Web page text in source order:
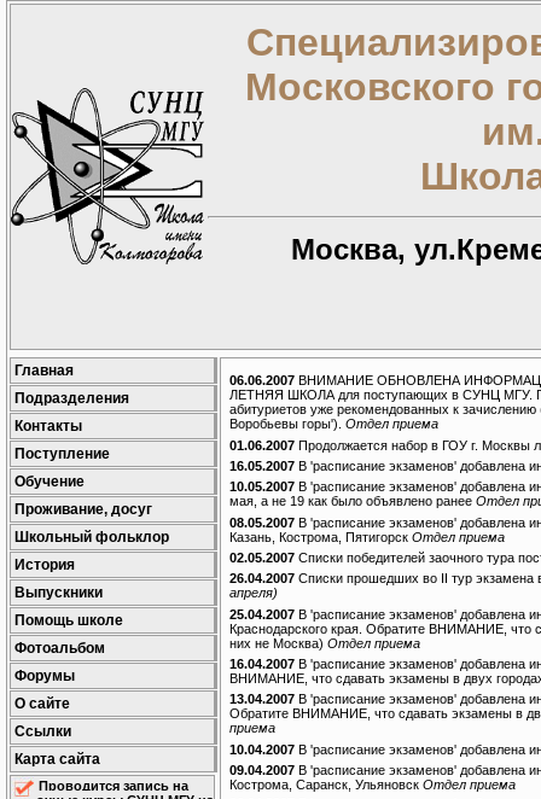
Московского
Москва,
Главная
Подразделения
Контакты
Поступление
Обучение
Проживание, досуг
Школьный фольклор
История
Выпускники
Помощь школе
Фотоальбом
Форумы
О сайте
Ссылки
Карта сайта
Проводится запись на
06.06.2007 ВНИМАНИЕ ОБНОВЛЕНА
ЛЕТНЯЯ ШКОЛА для поступающих в СУНЦ МГУ.
абитуриетов уже рекомендованных к
Воробьевы горы'). Отдел приема
01.06.2007 Продолжается набор в ГОУ г. Москвы
16.05.2007 В 'расписание экзаменов' добавлена
10.05.2007 В 'расписание экзаменов' добавлена
мая, а не 19 как было объявлено ранее Отдел
08.05.2007 В 'расписание экзаменов' добавлена
Казань, Кострома, Пятигорск Отдел приема
02.05.2007 Списки победителей заочного тура
26.04.2007 Списки прошедших во II тур экзамена
апреля)
25.04.2007 В 'расписание экзаменов' добавлена
Краснодарского края. Обратите ВНИМАНИЕ, что
них не Москва) Отдел приема
16.04.2007 В 'расписание экзаменов' добавлена
ВНИМАНИЕ, что сдавать экзамены в двух
13.04.2007 В 'расписание экзаменов' добавлена
Обратите ВНИМАНИЕ, что сдавать экзамены в
приема
10.04.2007 В 'расписание экзаменов' добавлена
09.04.2007 В 'расписание экзаменов' добавлена
Кострома, Саранск, Ульяновск Отдел приема